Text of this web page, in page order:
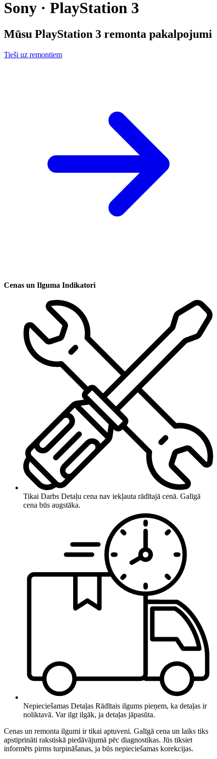
Sony · PlayStation 3
Mūsu PlayStation 3 remonta pakalpojumi
Tieši uz remontiem
Cenas un Ilguma Indikatori
Tikai Darbs Detaļu cena nav iekļauta rādītajā cenā. Galīgā
cena būs augstāka.
Nepieciešamas Detaļas Rādītais ilgums pieņem, ka detaļas ir
noliktavā. Var ilgt ilgāk, ja detaļas jāpasūta.
Cenas un remonta ilgumi ir tikai aptuveni. Galīgā cena un laiks tiks
apstiprināti rakstiskā piedāvājumā pēc diagnostikas. Jūs tiksiet
informēts pirms turpināšanas, ja būs nepieciešamas korekcijas.